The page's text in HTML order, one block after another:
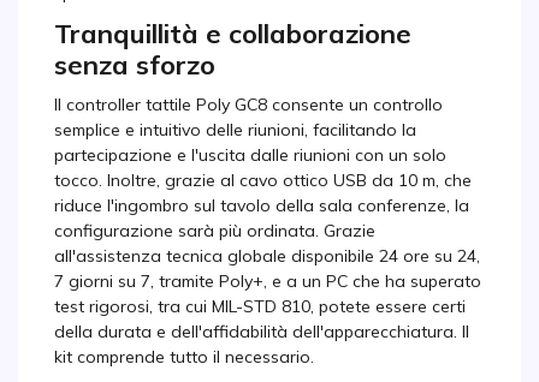
Tranquillità e collaborazione
senza sforzo
Il controller tattile Poly GC8 consente un controllo
semplice e intuitivo delle riunioni, facilitando la
partecipazione e l'uscita dalle riunioni con un solo
tocco. Inoltre, grazie al cavo ottico USB da 10 m, che
riduce l'ingombro sul tavolo della sala conferenze, la
configurazione sarà più ordinata. Grazie
all'assistenza tecnica globale disponibile 24 ore su 24,
7 giorni su 7, tramite Poly+, e a un PC che ha superato
test rigorosi, tra cui MIL-STD 810, potete essere certi
della durata e dell'affidabilità dell'apparecchiatura. Il
kit comprende tutto il necessario.